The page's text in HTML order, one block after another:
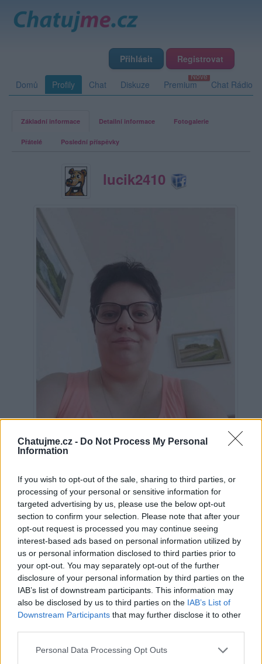
Chatujme.cz - Do Not Process My Personal
Information
If you wish to opt-out of the sale, sharing to third parties, or
processing of your personal or sensitive information for
targeted advertising by us, please use the below opt-out
section to confirm your selection. Please note that after your
opt-out request is processed you may continue seeing
interest-based ads based on personal information utilized by
us or personal information disclosed to third parties prior to
your opt-out. You may separately opt-out of the further
disclosure of your personal information by third parties on the
IAB’s list of downstream participants. This information may
also be disclosed by us to third parties on the IAB’s List of
Downstream Participants that may further disclose it to other
Personal Data Processing Opt Outs
Přihlásit Registrovat
Domů Profily Chat Diskuze Premium Chat Rádio
Základní informace Detailní informace Fotogalerie
Přátelé Poslední příspěvky
lucik2410
13 uživatelům se líbí
Věk: 40
Město: Herálec
Okres: Havlíčkův Brod
Země:
Kontakt
Napsat uživateli vzkaz